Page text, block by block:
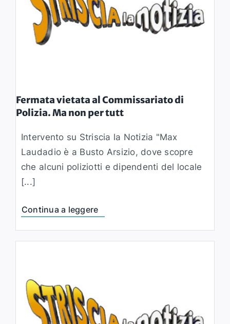
Fermata vietata al Commissariato di
Polizia. Ma non per tutt
Intervento su Striscia la Notizia "Max
Laudadio è a Busto Arsizio, dove scopre
che alcuni poliziotti e dipendenti del locale
[...]
Continua a leggere